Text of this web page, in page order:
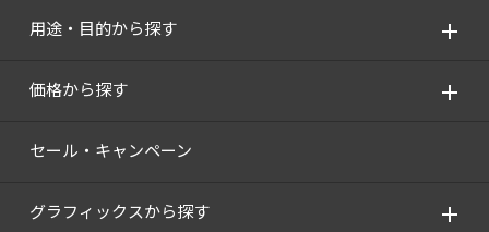
用途・目的から探す
価格から探す
セール・キャンペーン
グラフィックスから探す